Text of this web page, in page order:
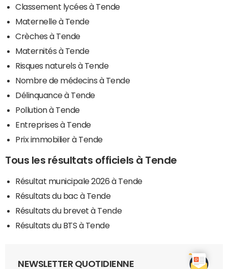
Classement lycées à Tende
Maternelle à Tende
Crèches à Tende
Maternités à Tende
Risques naturels à Tende
Nombre de médecins à Tende
Délinquance à Tende
Pollution à Tende
Entreprises à Tende
Prix immobilier à Tende
Tous les résultats officiels à Tende
Résultat municipale 2026 à Tende
Résultats du bac à Tende
Résultats du brevet à Tende
Résultats du BTS à Tende
NEWSLETTER QUOTIDIENNE